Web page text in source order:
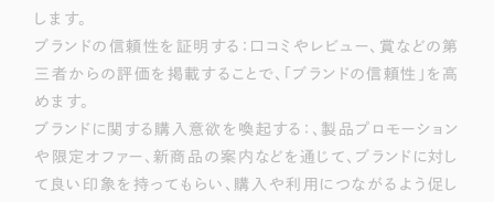
制作実績
Works
制作実績
します。
ブランドの信頼性を証明する：口コミやレビュー、賞などの第
三者からの評価を掲載することで、「ブランドの信頼性」を高
めます。
ブランドに関する購入意欲を喚起する：、製品プロモーション
や限定オファー、新商品の案内などを通じて、ブランドに対し
て良い印象を持ってもらい、購入や利用につながるよう促し